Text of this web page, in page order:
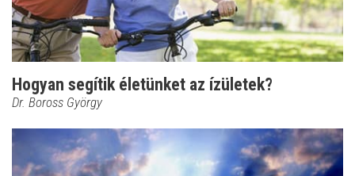
Hogyan segítik életünket az ízületek?
Dr. Boross György